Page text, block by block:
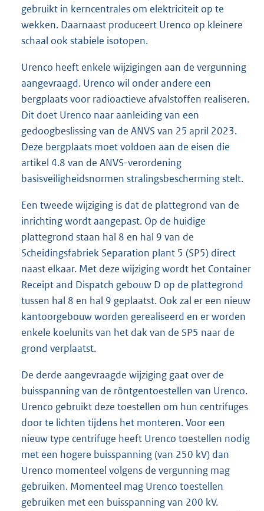
gebruikt in kerncentrales om elektriciteit op te
wekken. Daarnaast produceert Urenco op kleinere
schaal ook stabiele isotopen.
Urenco heeft enkele wijzigingen aan de vergunning
aangevraagd. Urenco wil onder andere een
bergplaats voor radioactieve afvalstoffen realiseren.
Dit doet Urenco naar aanleiding van een
gedoogbeslissing van de ANVS van 25 april 2023.
Deze bergplaats moet voldoen aan de eisen die
artikel 4.8 van de ANVS-verordening
basisveiligheidsnormen stralingsbescherming stelt.
Een tweede wijziging is dat de plattegrond van de
inrichting wordt aangepast. Op de huidige
plattegrond staan hal 8 en hal 9 van de
Scheidingsfabriek Separation plant 5 (SP5) direct
naast elkaar. Met deze wijziging wordt het Container
Receipt and Dispatch gebouw D op de plattegrond
tussen hal 8 en hal 9 geplaatst. Ook zal er een nieuw
kantoorgebouw worden gerealiseerd en er worden
enkele koelunits van het dak van de SP5 naar de
grond verplaatst.
De derde aangevraagde wijziging gaat over de
buisspanning van de röntgentoestellen van Urenco.
Urenco gebruikt deze toestellen om hun centrifuges
door te lichten tijdens het monteren. Voor een
nieuw type centrifuge heeft Urenco toestellen nodig
met een hogere buisspanning (van 250 kV) dan
Urenco momenteel volgens de vergunning mag
gebruiken. Momenteel mag Urenco toestellen
gebruiken met een buisspanning van 200 kV.